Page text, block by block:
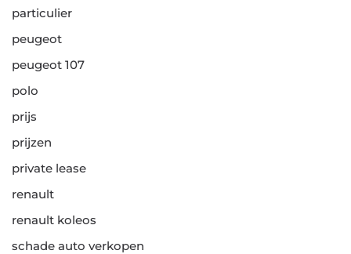
particulier
peugeot
peugeot 107
polo
prijs
prijzen
private lease
renault
renault koleos
schade auto verkopen